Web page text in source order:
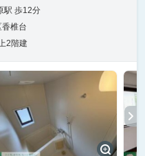
駅 歩12分
椎台
2階建